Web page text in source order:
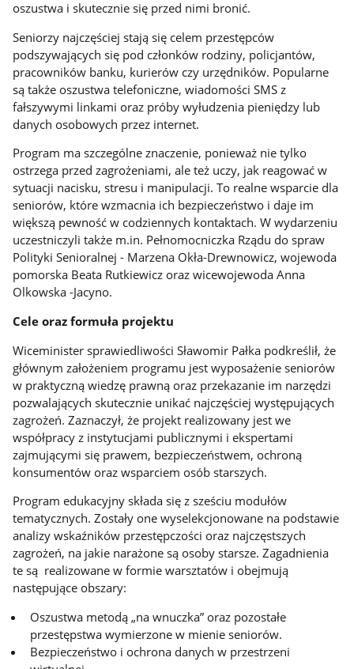
oszustwa i skutecznie się przed nimi bronić.
Seniorzy najczęściej stają się celem przestępców
podszywających się pod członków rodziny, policjantów,
pracowników banku, kurierów czy urzędników. Popularne
są także oszustwa telefoniczne, wiadomości SMS z
fałszywymi linkami oraz próby wyłudzenia pieniędzy lub
danych osobowych przez internet.
Program ma szczególne znaczenie, ponieważ nie tylko
ostrzega przed zagrożeniami, ale też uczy, jak reagować w
sytuacji nacisku, stresu i manipulacji. To realne wsparcie dla
seniorów, które wzmacnia ich bezpieczeństwo i daje im
większą pewność w codziennych kontaktach. W wydarzeniu
uczestniczyli także m.in. Pełnomocniczka Rządu do spraw
Polityki Senioralnej - Marzena Okła-Drewnowicz, wojewoda
pomorska Beata Rutkiewicz oraz wicewojewoda Anna
Olkowska -Jacyno.
Cele oraz formuła projektu
Wiceminister sprawiedliwości Sławomir Pałka podkreślił, że
głównym założeniem programu jest wyposażenie seniorów
w praktyczną wiedzę prawną oraz przekazanie im narzędzi
pozwalających skutecznie unikać najczęściej występujących
zagrożeń. Zaznaczył, że projekt realizowany jest we
współpracy z instytucjami publicznymi i ekspertami
zajmującymi się prawem, bezpieczeństwem, ochroną
konsumentów oraz wsparciem osób starszych.
Program edukacyjny składa się z sześciu modułów
tematycznych. Zostały one wyselekcjonowane na podstawie
analizy wskaźników przestępczości oraz najczęstszych
zagrożeń, na jakie narażone są osoby starsze. Zagadnienia
te są realizowane w formie warsztatów i obejmują
następujące obszary:
Oszustwa metodą „na wnuczka” oraz pozostałe
przestępstwa wymierzone w mienie seniorów.
Bezpieczeństwo i ochrona danych w przestrzeni